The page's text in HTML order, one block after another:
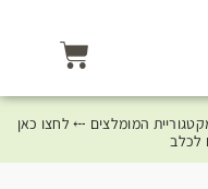
המומלצים ⤎ לחצו כאן
לכלב